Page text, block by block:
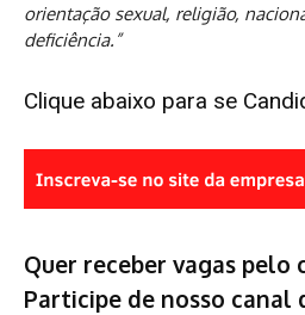
orientação sexual, religião,
deficiência.”
Clique abaixo para se
Quer receber vagas pelo
Participe de nosso canal